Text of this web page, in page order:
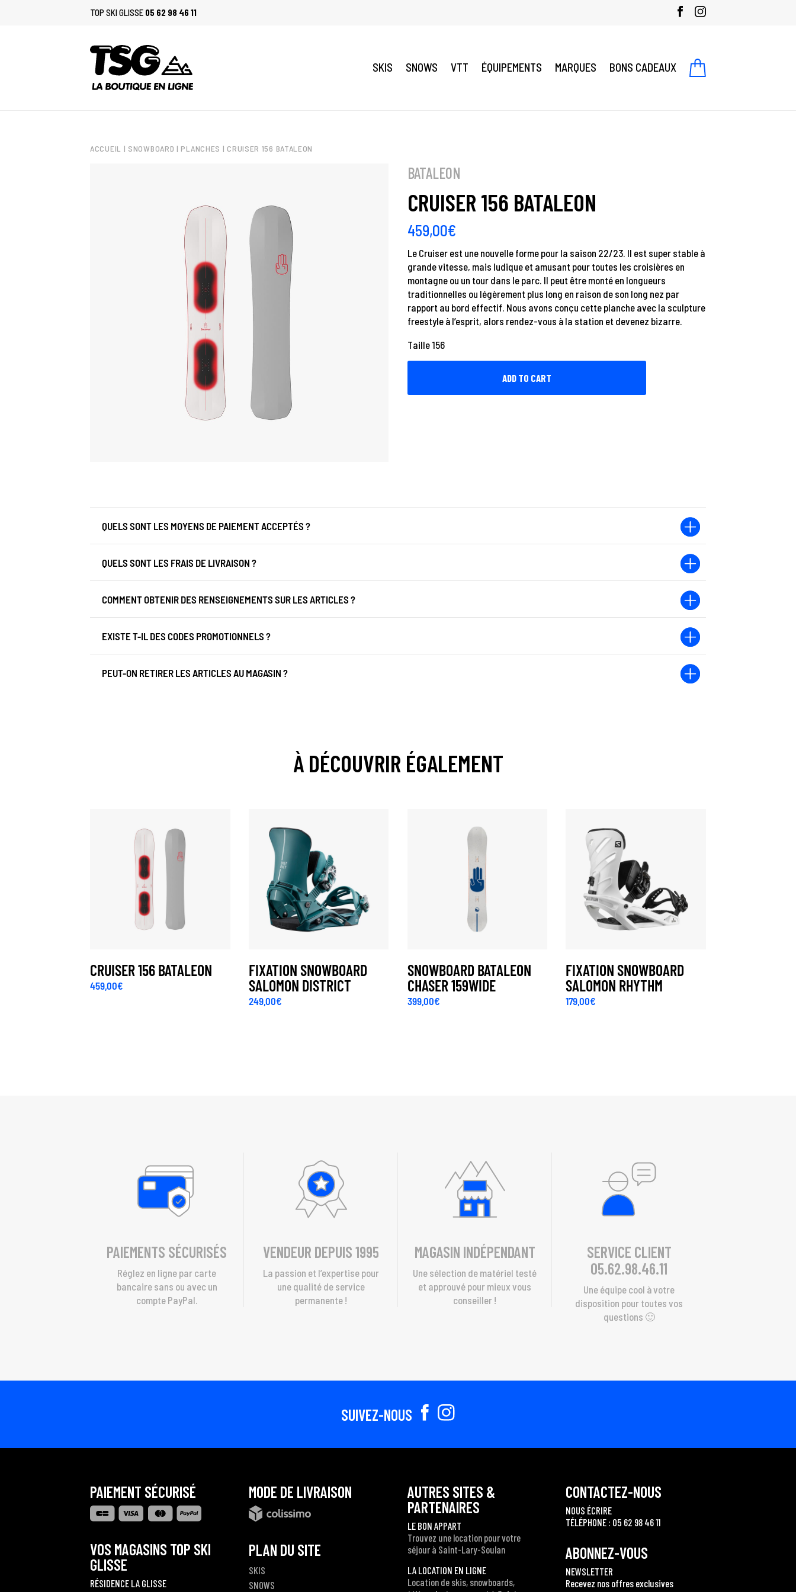
TOP SKI GLISSE 05 62 98 46 11
SKIS SNOWS VTT ÉQUIPEMENTS MARQUES BONS CADEAUX
ACCUEIL | SNOWBOARD |PLANCHES | CRUISER 156 BATALEON
BATALEON
CRUISER 156 BATALEON
459,00€
Le Cruiser est une nouvelle forme pour la saison 22/23. Il est super stable à
grande vitesse, mais ludique et amusant pour toutes les croisières en
montagne ou un tour dans le parc. Il peut être monté en longueurs
traditionnelles ou légèrement plus long en raison de son long nez par
rapport au bord effectif. Nous avons conçu cette planche avec la sculpture
freestyle à l’esprit, alors rendez-vous à la station et devenez bizarre.
Taille 156
BATALEON
ADD TO CART
QUELS SONT LES MOYENS DE PAIEMENT ACCEPTÉS ?
QUELS SONT LES FRAIS DE LIVRAISON ?
COMMENT OBTENIR DES RENSEIGNEMENTS SUR LES ARTICLES ?
EXISTE T-IL DES CODES PROMOTIONNELS ?
PEUT-ON RETIRER LES ARTICLES AU MAGASIN ?
À DÉCOUVRIR ÉGALEMENT
CRUISER 156 BATALEON
459,00€
FIXATION SNOWBOARD
SALOMON DISTRICT
249,00€
SNOWBOARD BATALEON
CHASER 159WIDE
399,00€
FIXATION SNOWBOARD
SALOMON RHYTHM
179,00€
PAIEMENTS SÉCURISÉS
Réglez en ligne par carte
bancaire sans ou avec un
compte PayPal.
VENDEUR DEPUIS 1995
La passion et l’expertise pour
une qualité de service
permanente !
MAGASIN INDÉPENDANT
Une sélection de matériel testé
et approuvé pour mieux vous
conseiller !
SERVICE CLIENT
05.62.98.46.11
Une équipe cool à votre
disposition pour toutes vos
questions 🙂
SUIVEZ-NOUS
PAIEMENT SÉCURISÉ
VOS MAGASINS TOP SKI
GLISSE
RÉSIDENCE LA GLISSE
MODE DE LIVRAISON
PLAN DU SITE
SKIS
SNOWS
AUTRES SITES &
PARTENAIRES
LE BON APPART
Trouvez une location pour votre
séjour à Saint-Lary-Soulan
LA LOCATION EN LIGNE
Location de skis, snowboards,
CONTACTEZ-NOUS
NOUS ÉCRIRE
TÉLÉPHONE : 05 62 98 46 11
ABONNEZ-VOUS
NEWSLETTER
Recevez nos offres exclusives